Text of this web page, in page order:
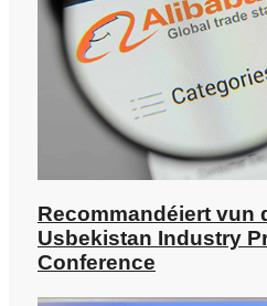
Recommandéiert vun
Usbekistan Industry
Conference